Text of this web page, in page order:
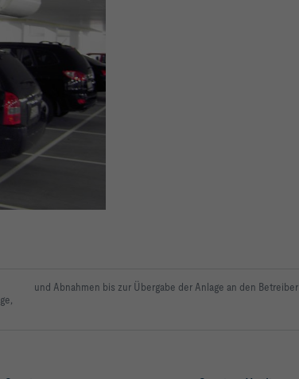
und Abnahmen bis zur Übergabe der Anlage an den Betreiber